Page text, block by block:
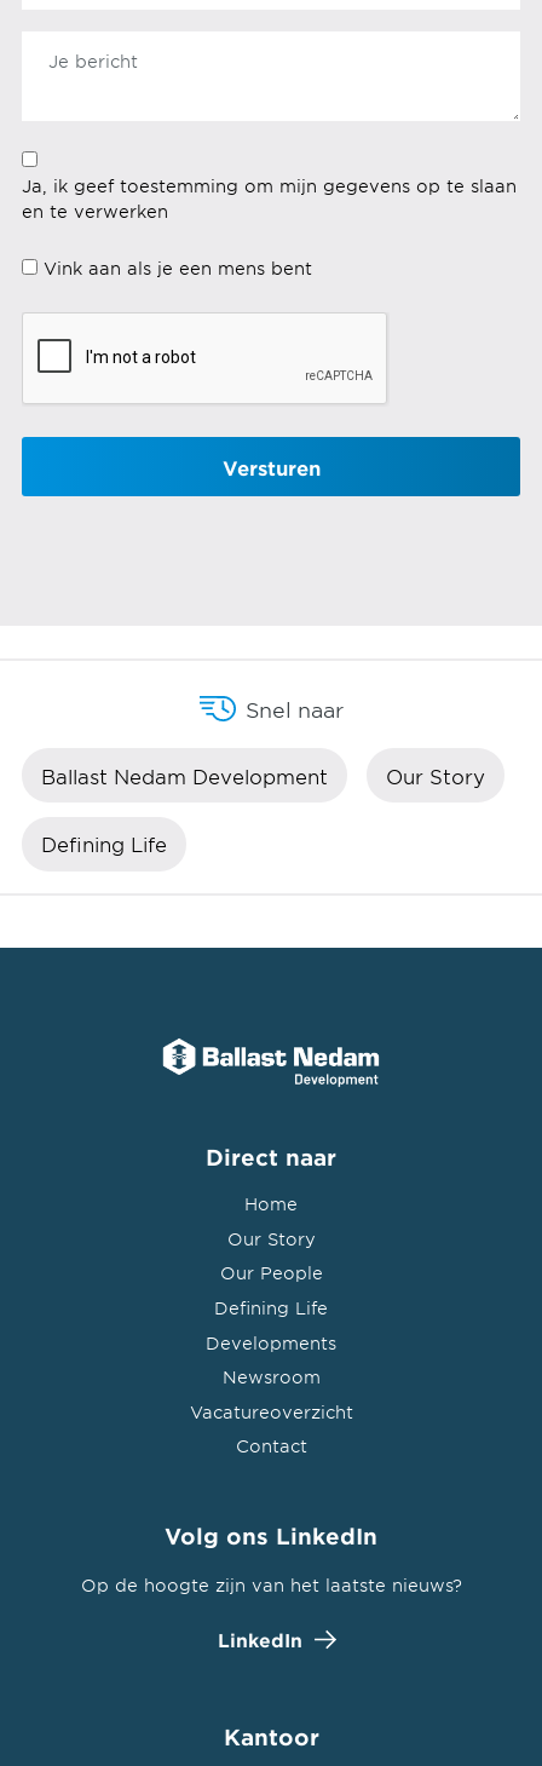
Ja, ik geef toestemming om mijn gegevens op te slaan
en te verwerken
Vink aan als je een mens bent
Snel naar
Ballast Nedam Development Our Story
Defining Life
Direct naar
Home
Our Story
Our People
Defining Life
Developments
Newsroom
Vacatureoverzicht
Contact
Volg ons LinkedIn
Op de hoogte zijn van het laatste nieuws?
LinkedIn
Kantoor